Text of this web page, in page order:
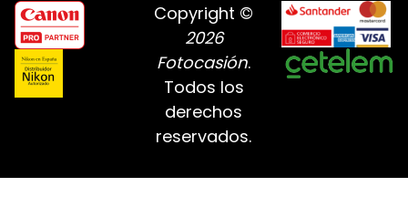
Copyright ©
2026
Fotocasión.
Todos los
derechos
reservados.